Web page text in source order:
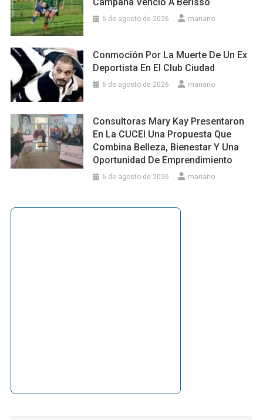
6 de agosto de 2026 mariano
Conmoción Por La Muerte De Un Ex
Deportista En El Club Ciudad
6 de agosto de 2026 mariano
Consultoras Mary Kay Presentaron
En La CUCEI Una Propuesta Que
Combina Belleza, Bienestar Y Una
Oportunidad De Emprendimiento
6 de agosto de 2026 mariano